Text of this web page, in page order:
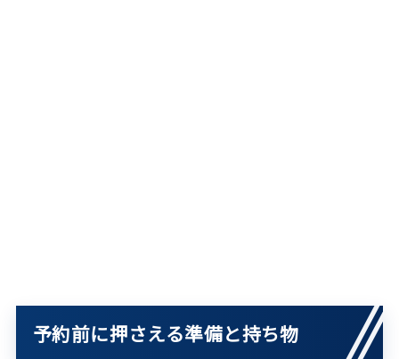
予約前に押さえる準備と持ち物